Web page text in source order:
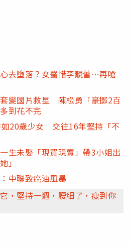
心去墮落？女醫惜李靚蕾…再嗆
變國片救星 陳松勇「豪擲2百
到花不完
20歲少女 交往16年堅持「不
生未娶「現買現賣」帶3小姐出
」
中聯致癌油風暴
，堅持一週，腰細了，瘦到你